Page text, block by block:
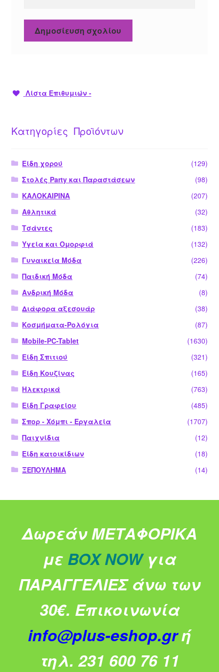
Λίστα Επιθυμιών -
Κατηγορίες Προϊόντων
Είδη χορού
(129)
Στολές Party και Παραστάσεων
(98)
ΚΑΛΟΚΑΙΡΙΝΑ
(207)
Αθλητικά
(32)
Τσάντες
(183)
Υγεία και Ομορφιά
(132)
Γυναικεία Μόδα
(226)
Παιδική Μόδα
(74)
Ανδρική Μόδα
(8)
Διάφορα αξεσουάρ
(38)
Κοσμήματα-Ρολόγια
(87)
Mobile-PC-Tablet
(1630)
Είδη Σπιτιού
(321)
Είδη Κουζίνας
(165)
Ηλεκτρικά
(763)
Είδη Γραφείου
(485)
Σπορ - Χόμπι - Εργαλεία
(1707)
Παιχνίδια
(12)
Είδη κατοικίδιων
(18)
ΞΕΠΟΥΛΗΜΑ
(14)
Δωρεάν ΜΕΤΑΦΟΡΙΚΑ
με BOX NOW για
ΠΑΡΑΓΓΕΛΙΕΣ άνω των
30€. Επικοινωνία
info@plus-eshop.grή
τηλ. 231 600 76 11